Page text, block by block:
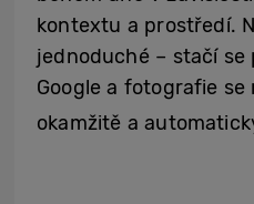
kontextu a prostředí.
jednoduché – stačí
Google a fotografie
okamžitě a